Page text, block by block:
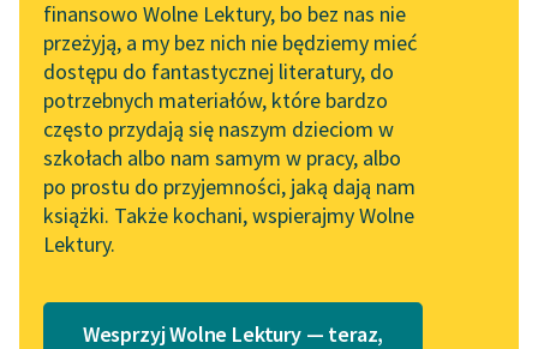
„Kochanek Lady
Chatterley” do słuchania
na Wolnych Lekturach
Nowy audiobook –
„Marzenie o Oriencie”
Sophie Elkan
Kolekcja Nadwyraz.com x
Wolne Lektury – idealna na
API
OAI-PMH
Widget Wolnych Lektur
Przypisy
Katalog w formacie PDF
finansowo Wolne Lektury, bo bez nas nie
przeżyją, a my bez nich nie będziemy mieć
dostępu do fantastycznej literatury, do
potrzebnych materiałów, które bardzo
często przydają się naszym dzieciom w
szkołach albo nam samym w pracy, albo
po prostu do przyjemności, jaką dają nam
książki. Także kochani, wspierajmy Wolne
Lektury.
Wesprzyj Wolne Lektury — teraz,
troskami i trudem,
sen odlatywał od
powiek królowej.
Komuż, z tych wielkich,
co...
Czytaj więcej